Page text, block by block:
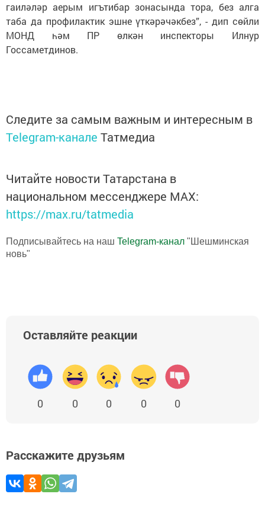
гаиләләр аерым игътибар зонасында тора, без алга
таба да профилактик эшне үткәрәчәкбез”, - дип сөйли
МОНД һәм ПР өлкән инспекторы Илнур
Госсаметдинов.
Следите за самым важным и интересным в
Telegram-канале Татмедиа
Читайте новости Татарстана в
национальном мессенджере MАХ:
https://max.ru/tatmedia
Подписывайтесь на наш Telegram-канал "Шешминская
новь"
Оставляйте реакции
0 0 0 0 0
Расскажите друзьям